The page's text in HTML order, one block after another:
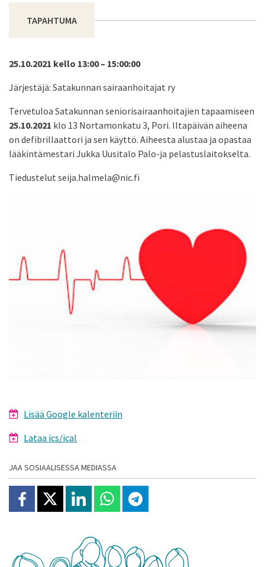
TAPAHTUMA
25.10.2021 kello 13:00 – 15:00:00
Järjestäjä: Satakunnan sairaanhoitajat ry
Tervetuloa Satakunnan seniorisairaanhoitajien tapaamiseen
25.10.2021 klo 13 Nortamonkatu 3, Pori. Iltapäivän aiheena
on defibrillaattori ja sen käyttö. Aiheesta alustaa ja opastaa
lääkintämestari Jukka Uusitalo Palo-ja pelastuslaitokselta.
Tiedustelut seija.halmela@nic.fi
Lisää Google kalenteriin
Lataa ics/ical
JAA SOSIAALISESSA MEDIASSA
Jaa Facebookissa
Jaa X:ssäJaa Linkedinissä
Jaa Whatsappissa
Jaa Telegramissa